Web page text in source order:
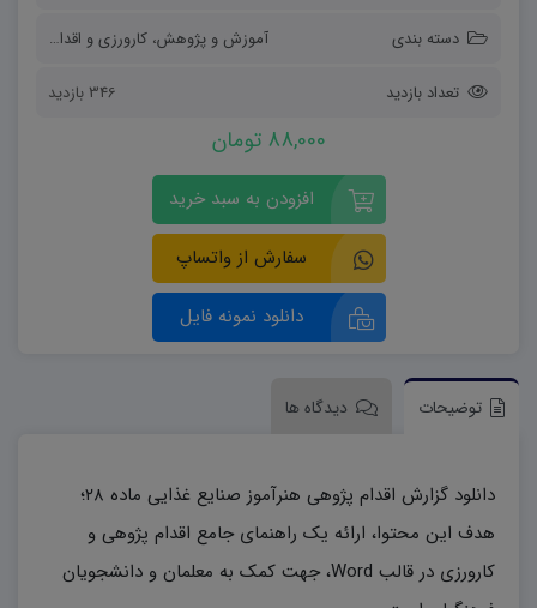
دسته بندی آموزش و پژوهش، کارورزی و اقدام پژوهی
تعداد بازدید 346 بازدید
88,000 تومان
افزودن به سبد خرید
سفارش از واتساپ
دانلود نمونه فایل
توضیحات دیدگاه ها
دانلود گزارش اقدام پژوهی هنرآموز صنایع غذایی ماده ۲۸؛
هدف این محتوا، ارائه یک راهنمای جامع اقدام پژوهی و
کارورزی در قالب Word، جهت کمک به معلمان و دانشجویان